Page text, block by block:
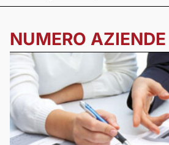
NUMERO AZIENDE